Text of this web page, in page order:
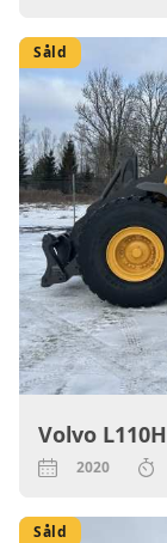
Såld
Volvo L110H
2020
Såld